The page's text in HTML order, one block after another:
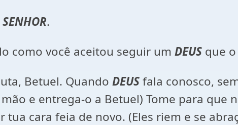
SENHOR.
como você aceitou seguir um DEUS que
Betuel. Quando DEUSfala conosco,
e entrega-o a Betuel) Tome para que
tua cara feia de novo. (Eles riem e se